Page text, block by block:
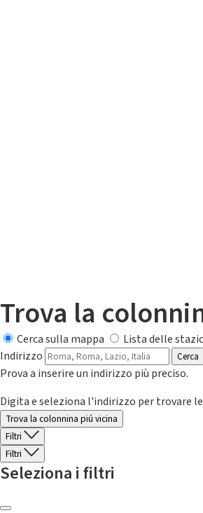
Trova la
Cerca sulla mappa
Lista delle
Indirizzo
Cerca
Prova a inserire un indirizzo più preciso.
Digita e seleziona l'indirizzo per trovare
Trova la colonnina piú vicina
Filtri
Filtri
Seleziona i filtri